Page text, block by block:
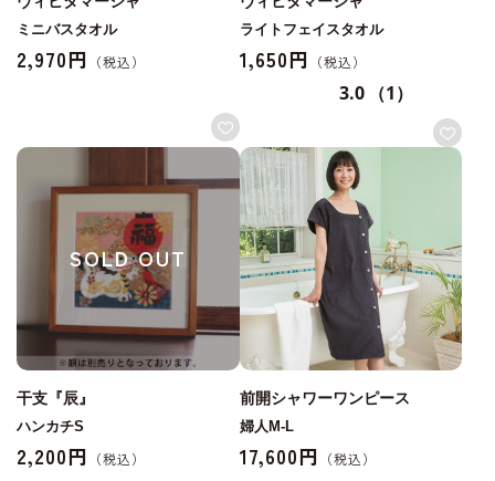
ミニバスタオル
2,970円
ライトフェイスタオル
1,650円
3.0 （1）
SOLD OUT
干支『辰』
ハンカチS
2,200円
前開シャワーワンピース
婦人M-L
17,600円